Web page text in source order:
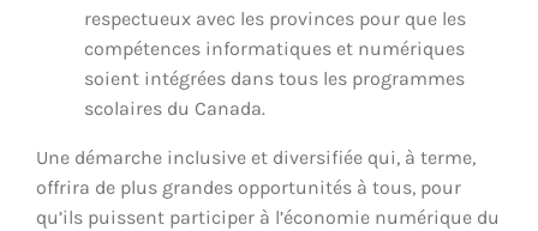
respectueux avec les provinces pour que les
compétences informatiques et numériques
soient intégrées dans tous les programmes
scolaires du Canada.
Une démarche inclusive et diversifiée qui, à terme,
offrira de plus grandes opportunités à tous, pour
qu’ils puissent participer à l’économie numérique du